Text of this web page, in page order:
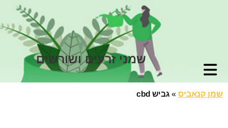
שמני זרעים ושורשים
שמן קנאביס » גביש cbd